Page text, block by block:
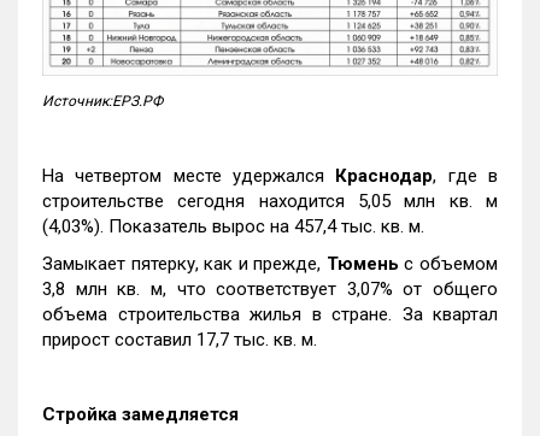
Источник:ЕРЗ.РФ
На четвертом месте удержался Краснодар, где в
строительстве сегодня находится 5,05 млн кв. м
(4,03%). Показатель вырос на 457,4 тыс. кв. м.
Замыкает пятерку, как и прежде, Тюмень с объемом
3,8 млн кв. м, что соответствует 3,07% от общего
объема строительства жилья в стране. За квартал
прирост составил 17,7 тыс. кв. м.
Стройка замедляется